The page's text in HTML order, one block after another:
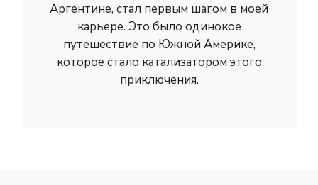
Аргентине, стал первым шагом в моей
карьере. Это было одинокое
путешествие по Южной Америке,
которое стало катализатором этого
приключения.